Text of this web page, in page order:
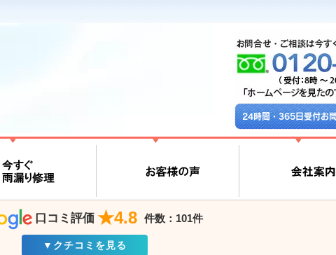
24時間・365日受付お
口コミ評価 ★4.8 件数：101件
▼クチコミを見る